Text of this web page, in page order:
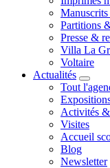
Partitions
Presse &
Villa La
Voltaire
Actualités
Tout
Activités
Visites
Accueil
Blog
Newsletter